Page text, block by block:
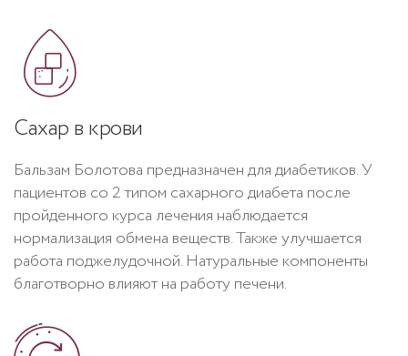
Сахар в крови
Бальзам Болотова предназначен для диабетиков. У
пациентов со 2 типом сахарного диабета после
пройденного курса лечения наблюдается
нормализация обмена веществ. Также улучшается
работа поджелудочной. Натуральные компоненты
благотворно влияют на работу печени.